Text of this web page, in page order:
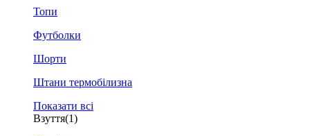
Топи
Футболки
Шорти
Штани термобілизна
Показати всі
Взуття(1)